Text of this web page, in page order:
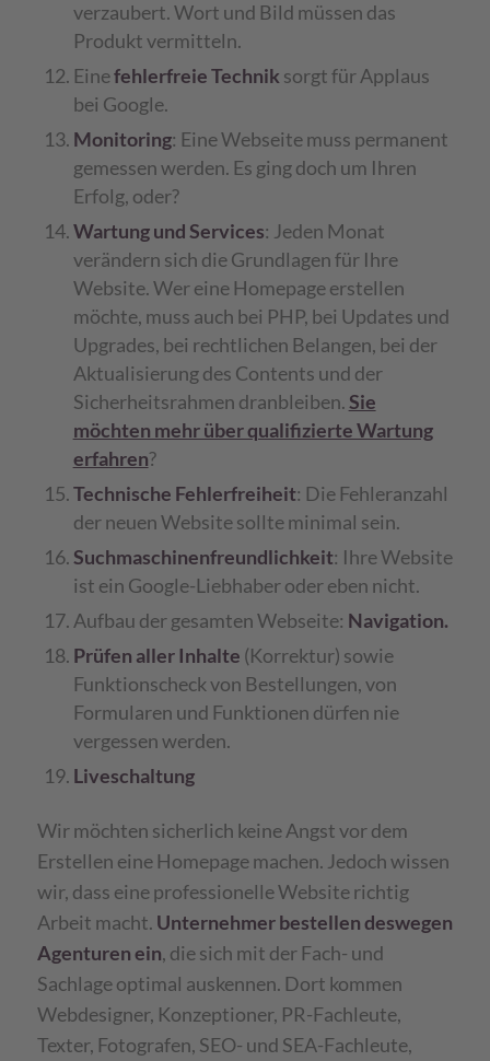
verzaubert. Wort und Bild müssen das
Produkt vermitteln.
Einefehlerfreie Technik sorgt für Applaus
bei Google.
Monitoring: Eine Webseite muss permanent
gemessen werden. Es ging doch um Ihren
Erfolg, oder?
Wartung und Services: Jeden Monat
verändern sich die Grundlagen für Ihre
Website. Wer eine Homepage erstellen
möchte, muss auch bei PHP, bei Updates und
Upgrades, bei rechtlichen Belangen, bei der
Aktualisierung des Contents und der
Sicherheitsrahmen dranbleiben.Sie
möchten mehr über qualifizierte Wartung
erfahren?
Technische Fehlerfreiheit: Die Fehleranzahl
der neuen Website sollte minimal sein.
Suchmaschinenfreundlichkeit: Ihre Website
ist ein Google-Liebhaber oder eben nicht.
Aufbau der gesamten Webseite: Navigation.
Prüfen aller Inhalte (Korrektur) sowie
Funktionscheck von Bestellungen, von
Formularen und Funktionen dürfen nie
vergessen werden.
Liveschaltung
Wir möchten sicherlich keine Angst vor dem
Erstellen eine Homepage machen. Jedoch wissen
wir, dass eine professionelle Website richtig
Arbeit macht. Unternehmer bestellen deswegen
Agenturen ein, die sich mit der Fach- und
Sachlage optimal auskennen. Dort kommen
Webdesigner, Konzeptioner, PR-Fachleute,
Texter, Fotografen, SEO- und SEA-Fachleute,